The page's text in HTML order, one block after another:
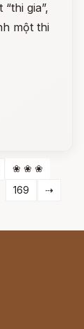
gia”,
một thi
❀ ❀ ❀
169
⇢